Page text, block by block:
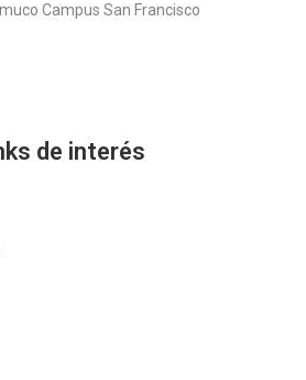
Campus San Francisco
de interés